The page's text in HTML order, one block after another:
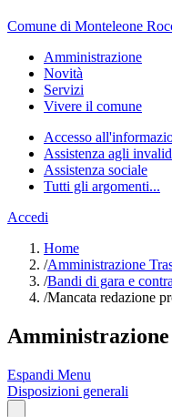
Comune di Monteleone
Amministrazione
Novità
Servizi
Vivere il comune
Accesso
Assistenza agli
Assistenza sociale
Tutti gli argomenti...
Accedi
Home
/Amministrazione
/Bandi di gara e
/Mancata redazione
Espandi Menu
Disposizioni generali